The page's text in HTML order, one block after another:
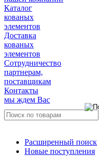
Каталог
кованых
элементов
Доставка
кованых
элементов
Сотрудничество
партнерам,
поставщикам
Контакты
мы ждем Вас
Расширенный поиск
Новые поступления